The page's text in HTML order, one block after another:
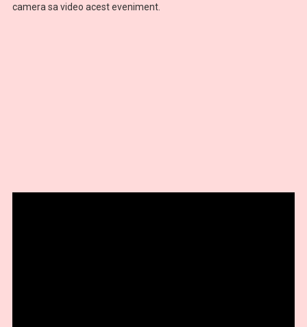
camera sa video acest eveniment.